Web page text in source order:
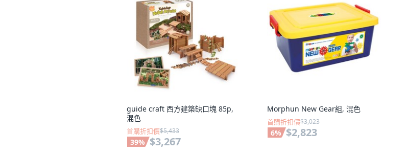
guide craft 西方建築缺口塊 85p,
混色
首購折扣價$5,433
39% $3,267
Morphun New Gear組, 混色
首購折扣價$3,023
6% $2,823